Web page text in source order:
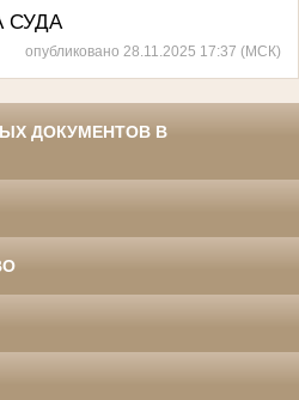
СУДА
опубликовано 28.11.2025 17:37 (МСК)
ДОКУМЕНТОВ В